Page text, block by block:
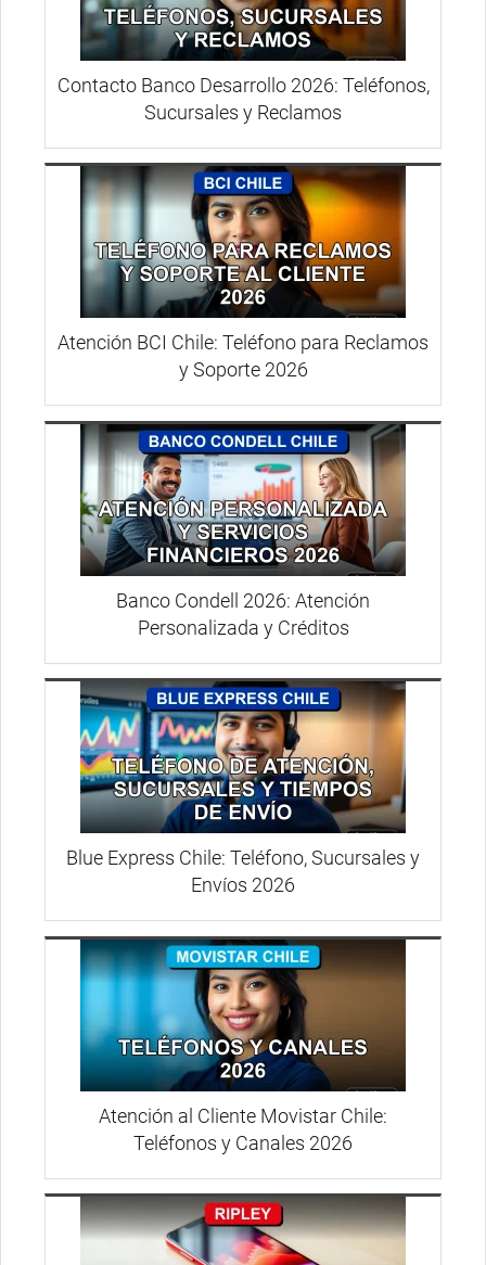
Contacto Banco Desarrollo 2026: Teléfonos,
Sucursales y Reclamos
Atención BCI Chile: Teléfono para Reclamos
y Soporte 2026
Banco Condell 2026: Atención
Personalizada y Créditos
Blue Express Chile: Teléfono, Sucursales y
Envíos 2026
Atención al Cliente Movistar Chile:
Teléfonos y Canales 2026